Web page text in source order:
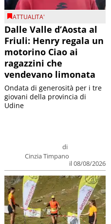
ATTUALITA'
Dalle Valle d’Aosta al
Friuli: Henry regala un
motorino Ciao ai
ragazzini che
vendevano limonata
di
Cinzia Timpano
il 08/08/2026
Ondata di generosità per i tre
giovani della provincia di
Udine